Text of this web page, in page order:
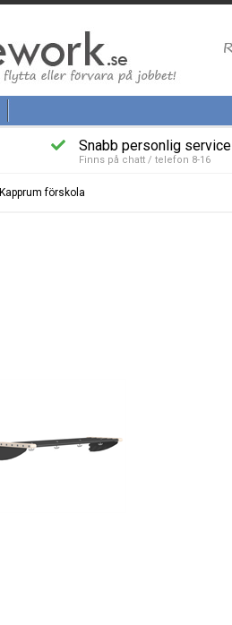
Snabb personlig service
Finns på chatt / telefon 8-16
Kapprum förskola